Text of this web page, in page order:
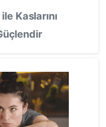
Kaslarını